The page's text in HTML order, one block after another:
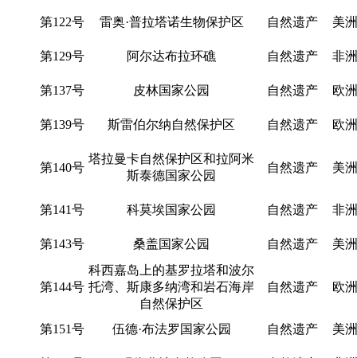
第122号 雷奥·普拉塔诺生物保护区 自然遗产 美洲
第129号 阿尔达布拉环礁 自然遗产 非洲
第137号 皮林国家公园 自然遗产 欧洲
第139号 斯雷伯尔纳自然保护区 自然遗产 欧洲
第140号
塔拉曼卡自然保护区和拉阿米
斯泰德国家公园
自然遗产 美洲
第141号 科莫埃国家公园 自然遗产 非洲
第143号 桑盖国家公园 自然遗产 美洲
第144号
科西嘉岛上的基罗拉塔和波尔
托湾、斯康多纳湾和岩石海岸
自然保护区
自然遗产 欧洲
第151号 伍德·布法罗国家公园 自然遗产 美洲